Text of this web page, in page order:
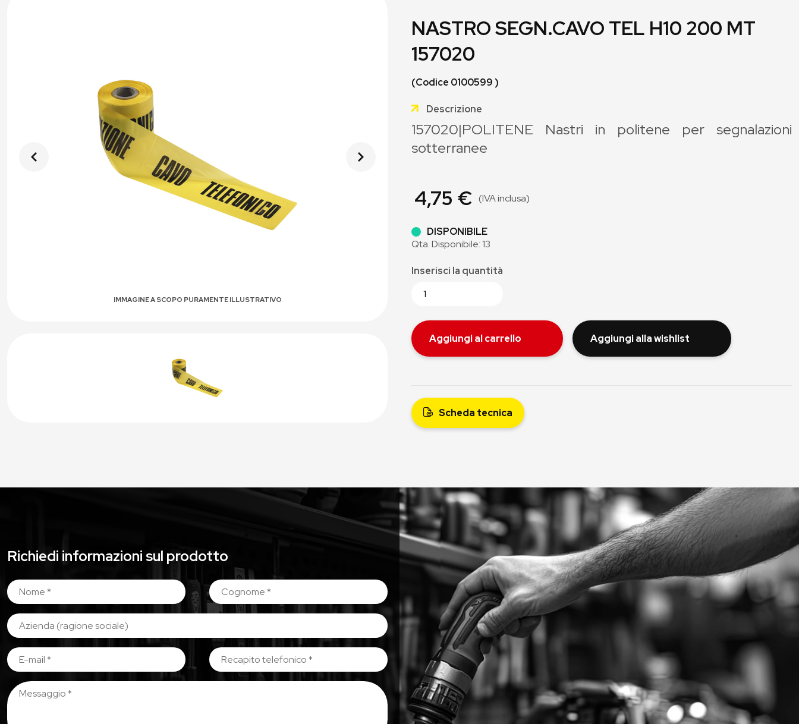
IMMAGINE A SCOPO PURAMENTE ILLUSTRATIVO
NASTRO SEGN.CAVO TEL H10 200 MT
157020
(Codice 0100599 )
Descrizione
157020|POLITENE Nastri in politene per segnalazioni
sotterranee
4,75 € (IVA inclusa)
DISPONIBILE
Qta. Disponibile: 13
Inserisci la quantità
Aggiungi al carrello Aggiungi alla wishlist
Scheda tecnica
Richiedi informazioni sul prodotto